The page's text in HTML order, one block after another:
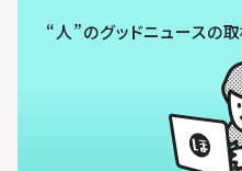
“人”のグッドニュースの